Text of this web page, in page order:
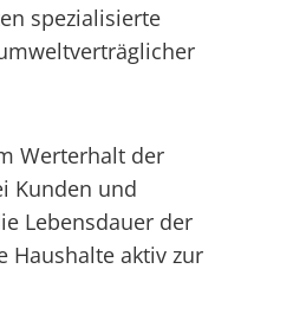
spezialisierte
Werterhalt der
Kunden und
Lebensdauer der
Haushalte aktiv zur